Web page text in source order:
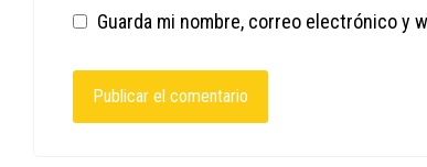
Guarda mi nombre, correo electrónico y